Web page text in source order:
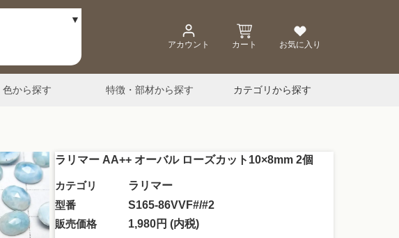
アカウント カート お気に入り
色から探す 特徴・部材から探す カテゴリから探す
ラリマー AA++ オーバル ローズカット10×8mm 2個
カテゴリ
ラリマー
型番
S165-86VVF#/#2
販売価格
1,980円 (内税)